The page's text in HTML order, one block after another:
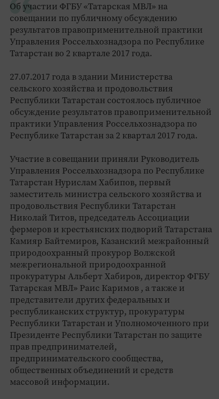
Об участии ФГБУ «Татарская МВЛ» на
совещании по публичному обсуждению
результатов правоприменительной практики
Управления Россельхознадзора по Республике
Татарстан во 2 квартале 2017 года.
27.07.2017 года в здании Министерства
сельского хозяйства и продовольствия
Республики Татарстан состоялось публичное
обсуждение результатов правоприменительной
практики Управления Россельхознадзора по
Республике Татарстан за 2 квартал 2017 года.
Участие в совещании приняли Руководитель
Управления Россельхознадзора по Республике
Татарстан Нурислам Хабипов, первый
заместитель министра сельского хозяйства и
продовольствия Республики Татарстан
Николай Титов, председатель Ассоциации
фермеров и крестьянских подворий Татарстана
Камияр Байтемиров, Казанский межрайонный
природоохранный прокурор Волжской
межрегиональной природоохранной
прокуратуры Альберт Хабиров, директор ФГБУ
Татарская МВЛ» Раис Каримов , а также и
представители других федеральных и
республиканских структур, прокуратуры
Республики Татарстан и Уполномоченного при
Президенте Республики Татарстан по защите
прав предпринимателей,
предпринимательского сообщества,
общественных объединений и средств
массовой информации.